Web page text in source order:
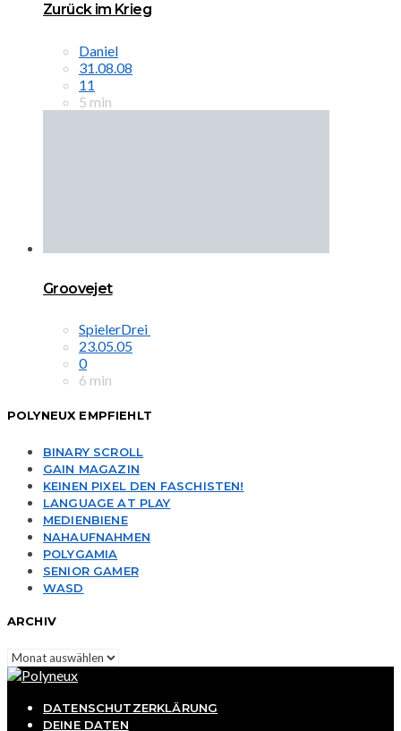
Zurück im Krieg
Daniel
31.08.08
11
5 min
Groovejet
SpielerDrei
23.05.05
0
6 min
POLYNEUX EMPFIEHLT
BINARY SCROLL
GAIN MAGAZIN
KEINEN PIXEL DEN FASCHISTEN!
LANGUAGE AT PLAY
MEDIENBIENE
NAHAUFNAHMEN
POLYGAMIA
SENIOR GAMER
WASD
ARCHIV
Archiv
DATENSCHUTZERKLÄRUNG
DEINE DATEN